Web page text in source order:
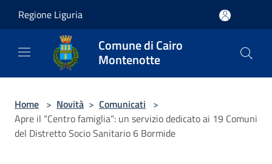
Regione Liguria
Comune di Cairo
Montenotte
Home > Novità > Comunicati >
Apre il “Centro famiglia”: un servizio dedicato ai 19 Comuni
del Distretto Socio Sanitario 6 Bormide